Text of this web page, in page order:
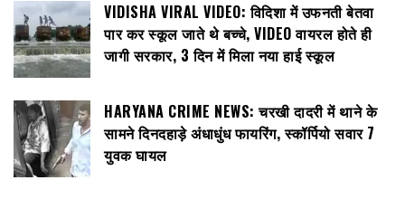
VIDISHA VIRAL VIDEO: विदिशा में उफनती बेतवा
पार कर स्कूल जाते थे बच्चे, VIDEO वायरल होते ही
जागी सरकार, 3 दिन में मिला नया हाई स्कूल
HARYANA CRIME NEWS: चरखी दादरी में थाने के
सामने दिनदहाड़े अंधाधुंध फायरिंग, स्कॉर्पियो सवार 7
युवक घायल